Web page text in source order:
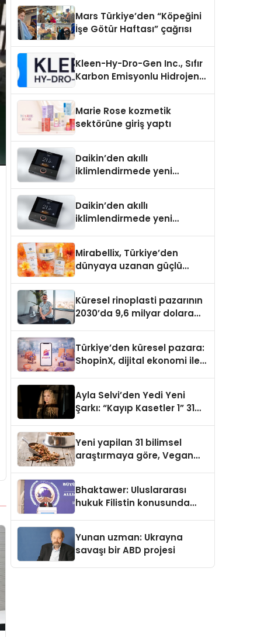
Mars Türkiye’den “Köpeğini
İşe Götür Haftası” çağrısı
Kleen-Hy-Dro-Gen Inc., Sıfır
Karbon Emisyonlu Hidrojen
Aldı
Marie Rose kozmetik
sektörüne giriş yaptı
Daikin’den akıllı
iklimlendirmede yeni
Daikin’den akıllı
iklimlendirmede yeni
Mirabellix, Türkiye’den
dünyaya uzanan güçlü
Küresel rinoplasti pazarının
2030’da 9,6 milyar dolara
Türkiye’den küresel pazara:
ShopinX, dijital ekonomi ile
Ayla Selvi’den Yedi Yeni
Şarkı: “Kayıp Kasetler 1” 31
Yeni yapilan 31 bilimsel
araştırmaya göre, Vegan
Sindirildiğini Ortaya Koydu
Bhaktawer: Uluslararası
hukuk Filistin konusunda
Yunan uzman: Ukrayna
savaşı bir ABD projesi